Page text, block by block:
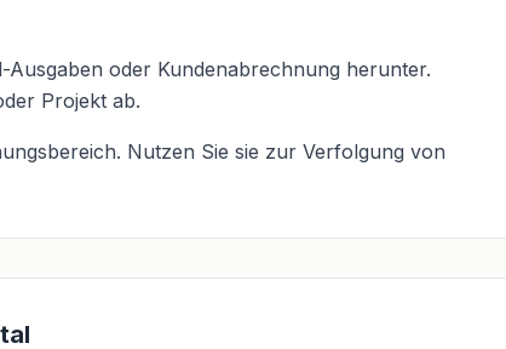
oder Kundenabrechnung herunter.
Projekt ab.
Nutzen Sie sie zur Verfolgung von